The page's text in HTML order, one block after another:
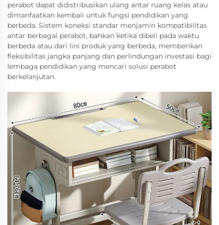
perabot dapat didistribusikan ulang antar ruang kelas atau
dimanfaatkan kembali untuk fungsi pendidikan yang
berbeda. Sistem koneksi standar menjamin kompatibilitas
antar berbagai perabot, bahkan ketika dibeli pada waktu
berbeda atau dari lini produk yang berbeda, memberikan
fleksibilitas jangka panjang dan perlindungan investasi bagi
lembaga pendidikan yang mencari solusi perabot
berkelanjutan.